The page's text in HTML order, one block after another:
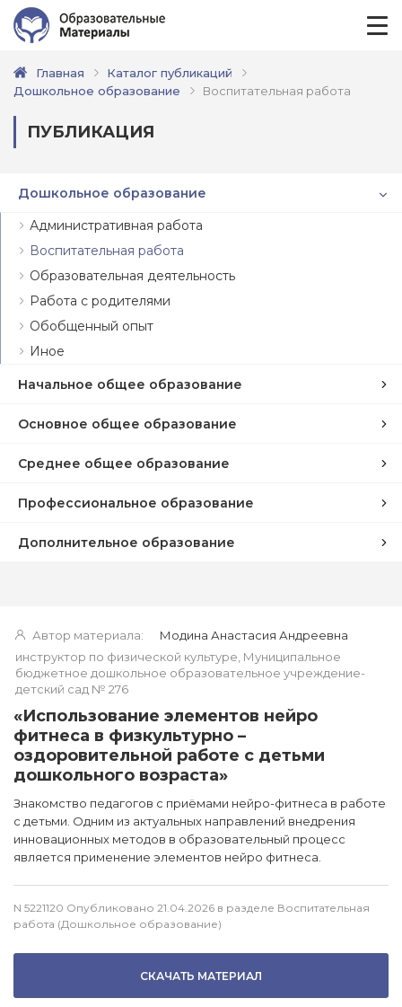
Главная
Каталог публикаций
Дошкольное образование
Воспитательная работа
ПУБЛИКАЦИЯ
Дошкольное образование
Административная работа
Воспитательная работа
Образовательная деятельность
Работа с родителями
Обобщенный опыт
Иное
Начальное общее образование
Основное общее образование
Среднее общее образование
Профессиональное образование
Дополнительное образование
Автор материала:
Модина Анастасия Андреевна
инструктор по физической культуре, Муниципальное
бюджетное дошкольное образовательное учреждение-
детский сад № 276
«Использование элементов нейро
фитнеса в физкультурно –
оздоровительной работе с детьми
дошкольного возраста»
Знакомство педагогов с приёмами нейро-фитнеса в работе
с детьми. Одним из актуальных направлений внедрения
инновационных методов в образовательный процесс
является применение элементов нейро фитнеса.
N 5221120 Опубликовано 21.04.2026 в разделе Воспитательная
работа (Дошкольное образование)
СКАЧАТЬ МАТЕРИАЛ